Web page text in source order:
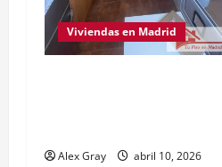
Viviendas en Madrid
Alex Gray abril 10, 2026